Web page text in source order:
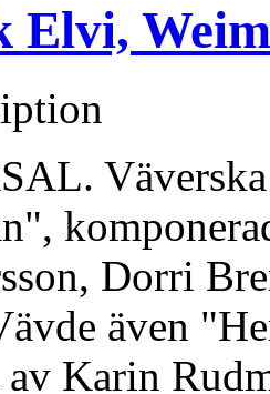
Elvi,
Dorri
även
av Karin